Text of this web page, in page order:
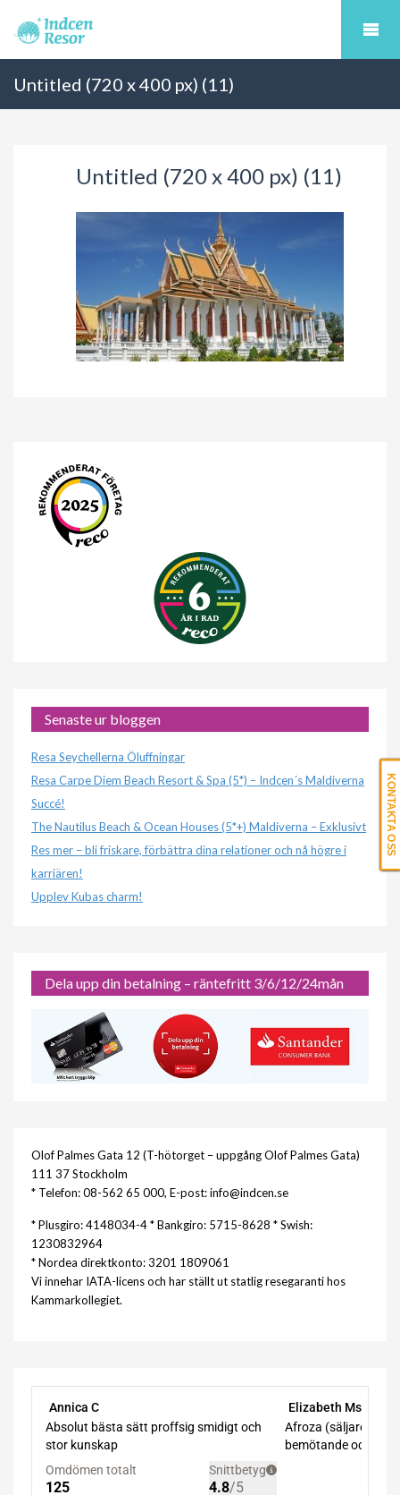
Untitled (720 x 400 px) (11)
Untitled (720 x 400 px) (11)
Senaste ur bloggen
Resa Seychellerna Öluffningar
Resa Carpe Diem Beach Resort & Spa (5*) – Indcen´s Maldiverna
Succé!
The Nautilus Beach & Ocean Houses (5*+) Maldiverna – Exklusivt
Res mer – bli friskare, förbättra dina relationer och nå högre i
karriären!
Upplev Kubas charm!
Dela upp din betalning – räntefritt 3/6/12/24mån
Olof Palmes Gata 12 (T-hötorget – uppgång Olof Palmes Gata)
111 37 Stockholm
* Telefon: 08-562 65 000, E-post: info@indcen.se
* Plusgiro: 4148034-4 * Bankgiro: 5715-8628 * Swish:
1230832964
* Nordea direktkonto: 3201 1809061
Vi innehar IATA-licens och har ställt ut statlig resegaranti hos
Kammarkollegiet.
KONTAKTA OSS